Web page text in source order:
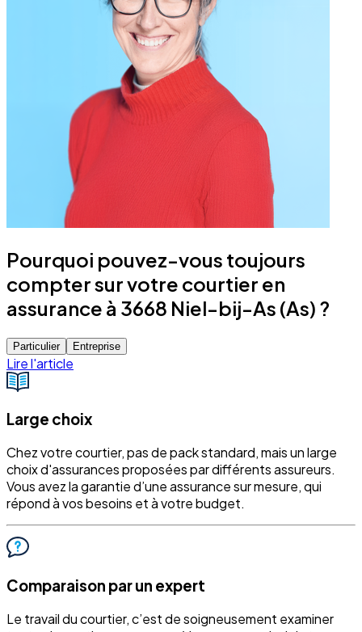
Pourquoi pouvez-vous toujours
compter sur votre courtier en
assurance à 3668 Niel-bij-As (As) ?
Particulier Entreprise
Lire l'article
Large choix
Chez votre courtier, pas de pack standard, mais un large
choix d'assurances proposées par différents assureurs.
Vous avez la garantie d’une assurance sur mesure, qui
répond à vos besoins et à votre budget.
Comparaison par un expert
Le travail du courtier, c’est de soigneusement examiner